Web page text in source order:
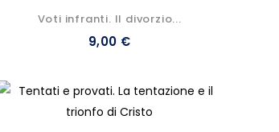
Voti infranti. Il divorzio...
9,00 €